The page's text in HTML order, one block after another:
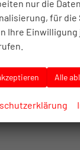
kW (150 PS)
€
€
kombiniert:
F
-Emissionen:
nur die
für die
Ihre
Alle